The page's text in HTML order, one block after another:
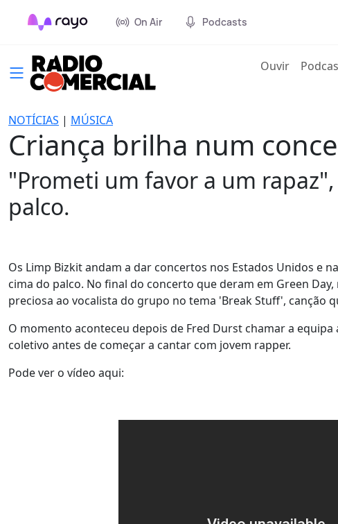
On Air Podcasts
Ouvir(current)
NOTÍCIAS | MÚSICA
Criança brilha num
"Prometi um favor a um
palco.
Os Limp Bizkit andam a dar concertos nos Estados Unidos e
cima do palco. No final do concerto que deram em Green
preciosa ao vocalista do grupo no tema 'Break Stuff', canção
O momento aconteceu depois de Fred Durst chamar a
coletivo antes de começar a cantar com jovem rapper.
Pode ver o vídeo aqui: